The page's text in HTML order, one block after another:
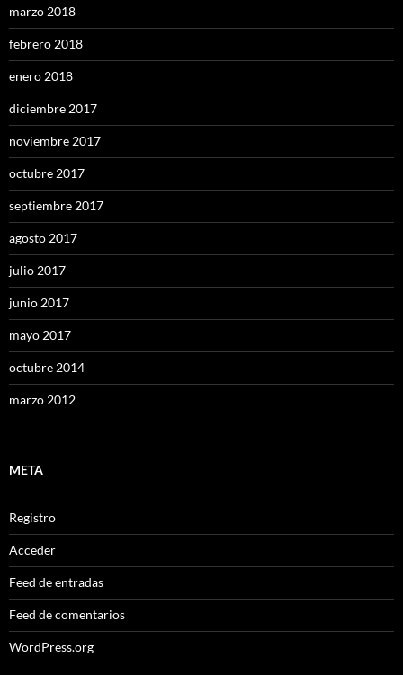
marzo 2018
febrero 2018
enero 2018
diciembre 2017
noviembre 2017
octubre 2017
septiembre 2017
agosto 2017
julio 2017
junio 2017
mayo 2017
octubre 2014
marzo 2012
META
Registro
Acceder
Feed de entradas
Feed de comentarios
WordPress.org